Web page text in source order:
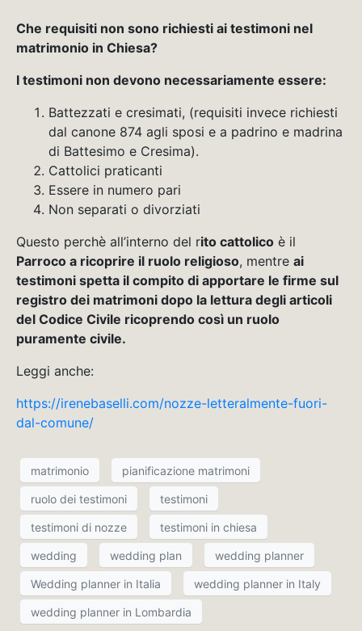
Che requisiti non sono richiesti ai testimoni nel
matrimonio in Chiesa?
I testimoni non devono necessariamente essere:
Battezzati e cresimati, (requisiti invece richiesti
dal canone 874 agli sposi e a padrino e madrina
di Battesimo e Cresima).
Cattolici praticanti
Essere in numero pari
Non separati o divorziati
Questo perchè all’interno del rito cattolico è il
Parroco a ricoprire il ruolo religioso, mentre ai
testimoni spetta il compito di apportare le firme sul
registro dei matrimoni dopo la lettura degli articoli
del Codice Civile ricoprendo così un ruolo
puramente civile.
Leggi anche:
https://irenebaselli.com/nozze-letteralmente-fuori-
dal-comune/
matrimonio pianificazione matrimoni
ruolo dei testimoni testimoni
testimoni di nozze testimoni in chiesa
wedding wedding plan wedding planner
Wedding planner in Italia wedding planner in Italy
wedding planner in Lombardia